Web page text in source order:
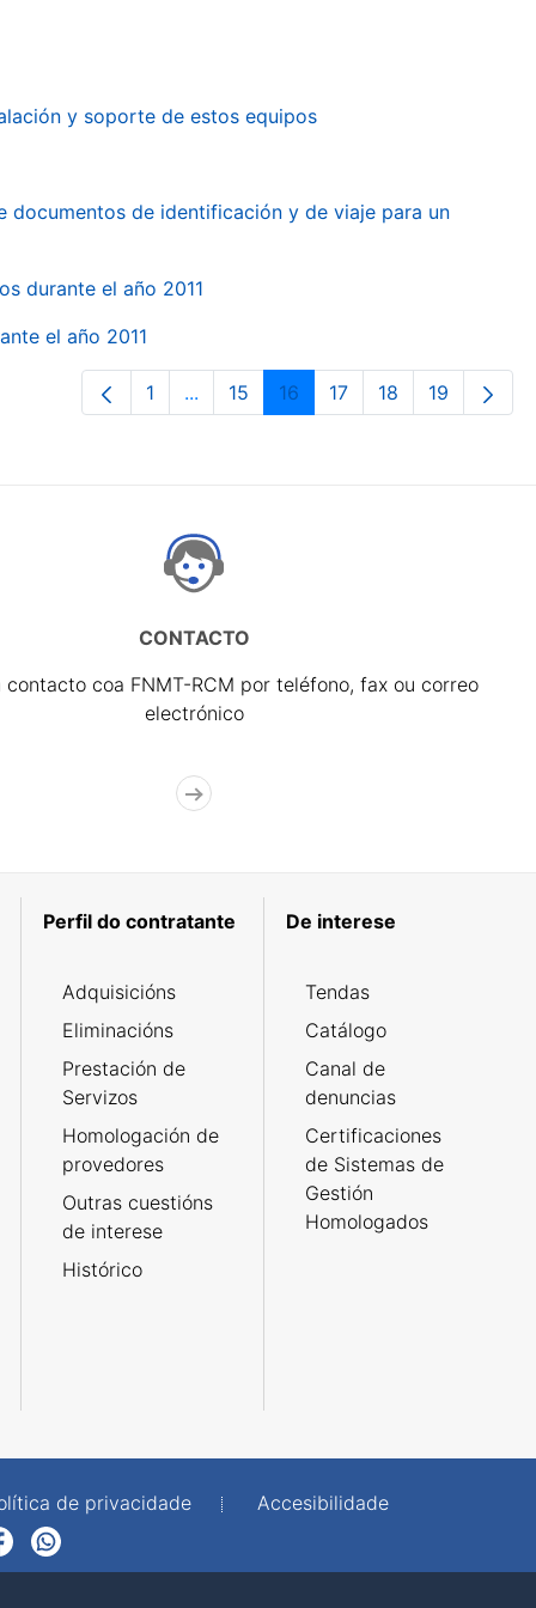
y soporte de estos equipos
de identificación y de viaje para un
durante el año 2011
el año 2011
Páxina
1 ...Páxinas intermedias Use pestaña
Páxina
15 Páxina
16 Páxina
17 Páxina
18 Páxina
19
CONTACTO
contacto coa FNMT-RCM por teléfono, fax ou correo
electrónico
Perfil do contratante
Adquisicións
Eliminacións
Prestación de
Servizos
Homologación de
provedores
Outras cuestións
de interese
Histórico
De interese
Tendas
Catálogo
Canal de
denuncias
Certificaciones
de Sistemas de
Gestión
Homologados
de privacidade
Accesibilidade